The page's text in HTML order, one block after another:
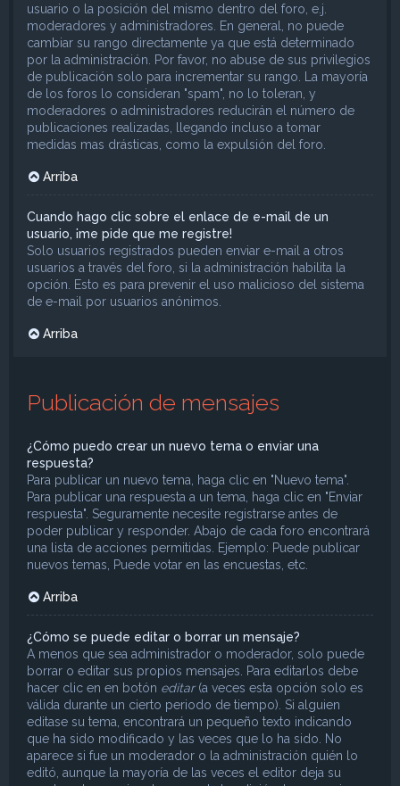
usuario o la posición del mismo dentro del foro, e.j.
moderadores y administradores. En general, no puede
cambiar su rango directamente ya que está determinado
por la administración. Por favor, no abuse de sus privilegios
de publicación solo para incrementar su rango. La mayoría
de los foros lo consideran "spam", no lo toleran, y
moderadores o administradores reducirán el número de
publicaciones realizadas, llegando incluso a tomar
medidas mas drásticas, como la expulsión del foro.
Arriba
Cuando hago clic sobre el enlace de e-mail de un
usuario, ¡me pide que me registre!
Solo usuarios registrados pueden enviar e-mail a otros
usuarios a través del foro, si la administración habilita la
opción. Esto es para prevenir el uso malicioso del sistema
de e-mail por usuarios anónimos.
Arriba
Publicación de mensajes
¿Cómo puedo crear un nuevo tema o enviar una
respuesta?
Para publicar un nuevo tema, haga clic en "Nuevo tema".
Para publicar una respuesta a un tema, haga clic en "Enviar
respuesta". Seguramente necesite registrarse antes de
poder publicar y responder. Abajo de cada foro encontrará
una lista de acciones permitidas. Ejemplo: Puede publicar
nuevos temas, Puede votar en las encuestas, etc.
Arriba
¿Cómo se puede editar o borrar un mensaje?
A menos que sea administrador o moderador, solo puede
borrar o editar sus propios mensajes. Para editarlos debe
hacer clic en en botón editar(a veces esta opción solo es
válida durante un cierto periodo de tiempo). Si alguien
editase su tema, encontrará un pequeño texto indicando
que ha sido modificado y las veces que lo ha sido. No
aparece si fue un moderador o la administración quién lo
editó, aunque la mayoría de las veces el editor deja su